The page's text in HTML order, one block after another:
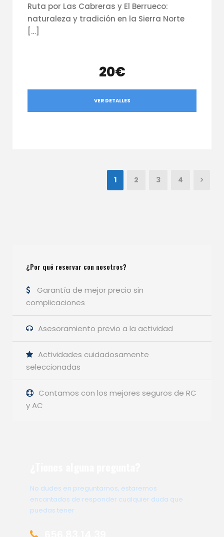
Ruta por Las Cabreras y El Berrueco:
naturaleza y tradición en la Sierra Norte
[…]
20€
VER DETALLES
1 2 3 4
¿Por qué reservar con nosotros?
Garantía de mejor precio sin
complicaciones
Asesoramiento previo a la actividad
Actividades cuidadosamente
seleccionadas
Contamos con los mejores seguros de RC
y AC
No dudes en preguntarnos, estaremos
encantados de responder cualquier duda que
puedas tener